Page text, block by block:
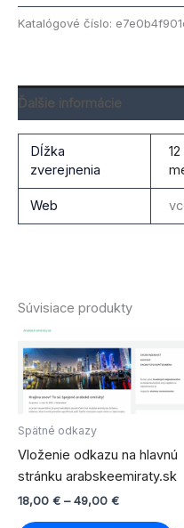
Katalógové číslo:
Ďalšie informácie
Dĺžka
zverejnenia
Web
Súvisiace produkty
Spätné odkazy
Vloženie odkazu na hlavnú
stránku arabskeemiraty.sk
18,00 € – 49,00 €
range:
18,00 €
through
49,00 €
má